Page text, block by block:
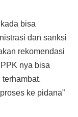
bisa
dan sanksi
rekomendasi
nya bisa
ke pidana”